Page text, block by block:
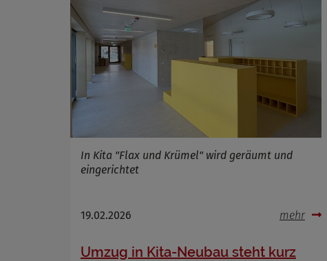
In Kita "Flax und Krümel" wird geräumt und
eingerichtet
19.02.2026 mehr
Umzug in Kita-Neubau steht kurz
Anbieter
Cookie Laufzeit